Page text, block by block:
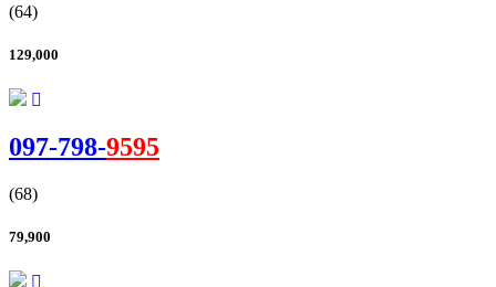
(64)
129,000
097-798-9595
(68)
79,900